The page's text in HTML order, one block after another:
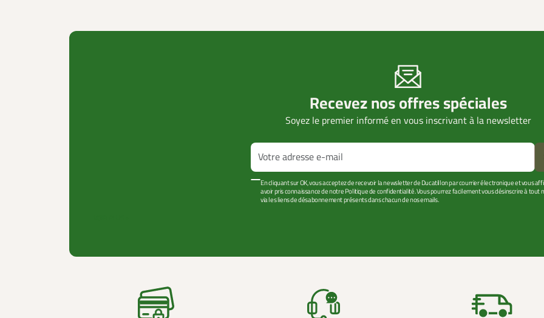
Recevez nos offres spéciales
Soyez le premier informé en vous inscrivant à la newsletter
En cliquant sur OK, vous acceptez de recevoir la newsletter de Ducatillon par courrier électronique et vous
avoir pris connaissance de notre Politique de confidentialité. Vous pourrez facilement vous désinscrire à tout
via les liens de désabonnement présents dans chacun de nos emails.